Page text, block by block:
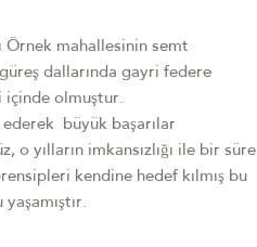
mahallesinin semt
dallarında gayri federe
içinde olmuştur.
büyük başarılar
yılların imkansızlığı ile bir süre
kendine hedef kılmış bu